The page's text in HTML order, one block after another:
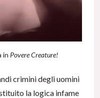
in Povere Creature!
crimini degli uomini
la logica infame